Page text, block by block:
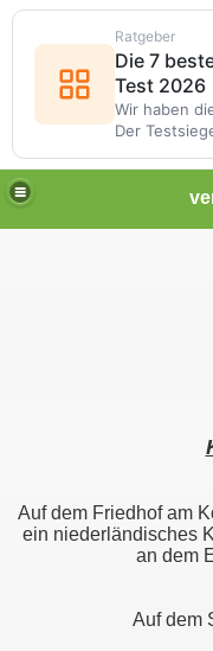
Auf dem Friedhof am
ein niederländisches
an dem
Auf dem
Ratgeber
Die 7
Test 2026
Wir haben
Der